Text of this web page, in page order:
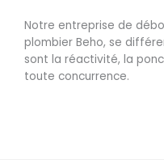
Notre entreprise de
plombier Beho, se
sont la réactivité, la
toute concurrence.